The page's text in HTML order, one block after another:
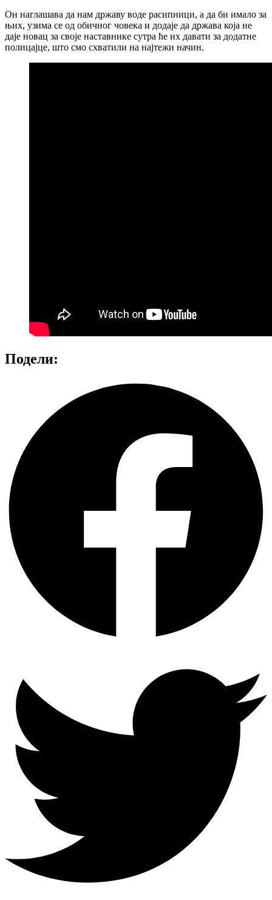
Он наглашава да нам државу воде расипници, а да би имало за
њих, узима се од обичног човека и додаје да држава која не
даје новац за своје наставнике сутра ће их давати за додатне
полицајце, што смо схватили на најтежи начин.
Подели: